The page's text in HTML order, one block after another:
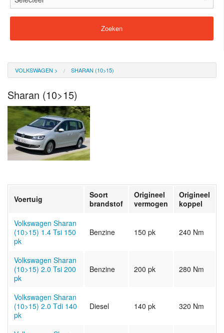
VOLKSWAGEN > SHARAN (10>15)
Sharan (10>15)
Voertuig
Soort
brandstof
Origineel
vermogen
Origineel
koppel
Volkswagen Sharan
(10>15) 1.4 Tsi 150
pk
Benzine 150 pk 240 Nm
Volkswagen Sharan
(10>15) 2.0 Tsi 200
pk
Benzine 200 pk 280 Nm
Volkswagen Sharan
(10>15) 2.0 Tdi 140
pk
Diesel 140 pk 320 Nm